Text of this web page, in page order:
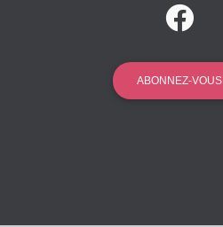
ABONNEZ-VOUS